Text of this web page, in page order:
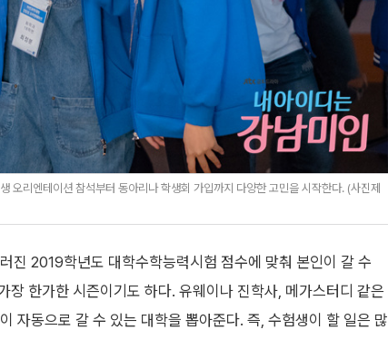
리엔테이션 참석부터 동아리나 학생회 가입까지 다양한 고민을 시작한다. (사진제
진 2019학년도 대학수학능력시험 점수에 맞춰 본인이 갈 수
한가한 시즌이기도 하다. 유웨이나 진학사, 메가스터디 같은
자동으로 갈 수 있는 대학을 뽑아준다. 즉, 수험생이 할 일은 많